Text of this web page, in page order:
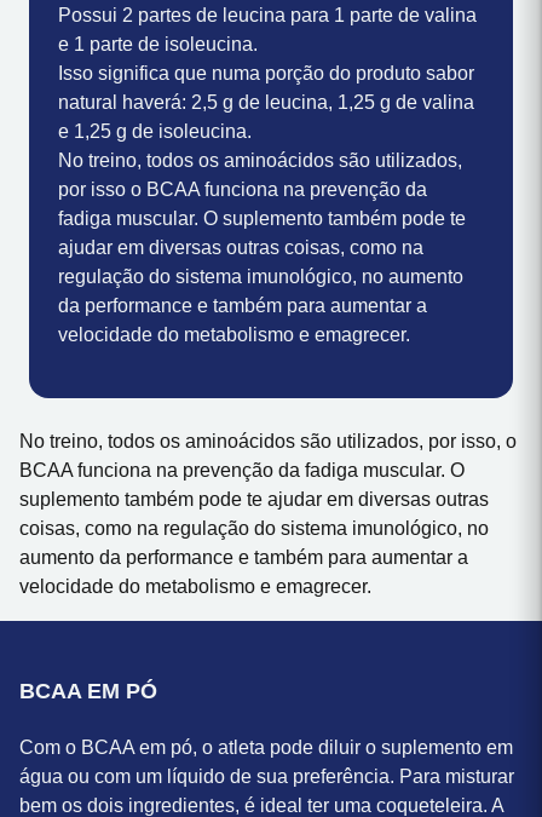
Possui 2 partes de leucina para 1 parte de valina
e 1 parte de isoleucina.
Isso significa que numa porção do produto sabor
natural haverá: 2,5 g de leucina, 1,25 g de valina
e 1,25 g de isoleucina.
No treino, todos os aminoácidos são utilizados,
por isso o BCAA funciona na prevenção da
fadiga muscular. O suplemento também pode te
ajudar em diversas outras coisas, como na
regulação do sistema imunológico, no aumento
da performance e também para aumentar a
velocidade do metabolismo e emagrecer.
No treino, todos os aminoácidos são utilizados, por isso, o
BCAA funciona na prevenção da fadiga muscular. O
suplemento também pode te ajudar em diversas outras
coisas, como na regulação do sistema imunológico, no
aumento da performance e também para aumentar a
velocidade do metabolismo e emagrecer.
BCAA EM PÓ
Com o BCAA em pó, o atleta pode diluir o suplemento em
água ou com um líquido de sua preferência. Para misturar
bem os dois ingredientes, é ideal ter uma coqueteleira. A